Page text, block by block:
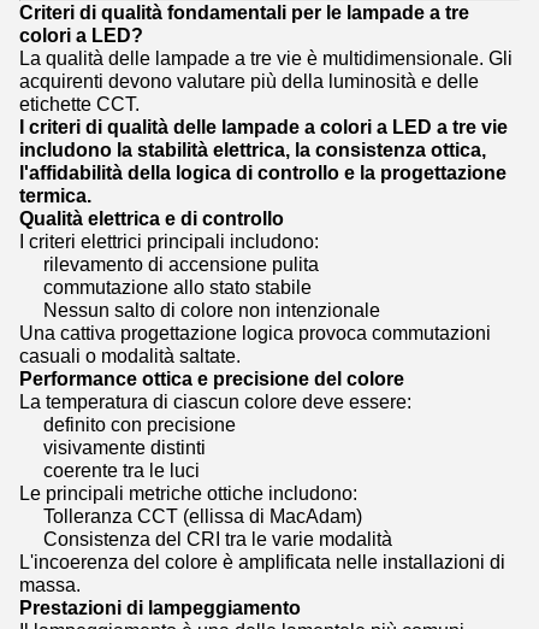
Criteri di qualità fondamentali per le lampade a tre
colori a LED?
La qualità delle lampade a tre vie è multidimensionale. Gli
acquirenti devono valutare più della luminosità e delle
etichette CCT.
I criteri di qualità delle lampade a colori a LED a tre vie
includono la stabilità elettrica, la consistenza ottica,
l'affidabilità della logica di controllo e la progettazione
termica.
Qualità elettrica e di controllo
I criteri elettrici principali includono:
rilevamento di accensione pulita
commutazione allo stato stabile
Nessun salto di colore non intenzionale
Una cattiva progettazione logica provoca commutazioni
casuali o modalità saltate.
Performance ottica e precisione del colore
La temperatura di ciascun colore deve essere:
definito con precisione
visivamente distinti
coerente tra le luci
Le principali metriche ottiche includono:
Tolleranza CCT (ellissa di MacAdam)
Consistenza del CRI tra le varie modalità
L'incoerenza del colore è amplificata nelle installazioni di
massa.
Prestazioni di lampeggiamento